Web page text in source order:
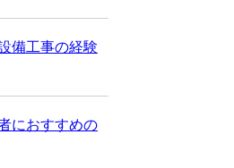
備工事の経験
におすすめの